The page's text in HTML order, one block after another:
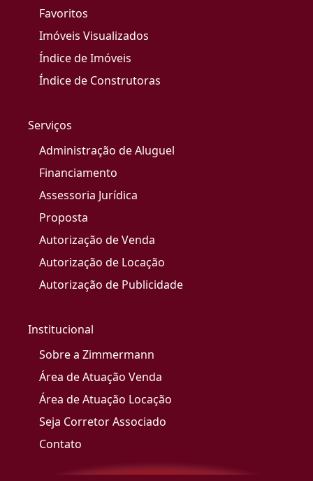
Favoritos
Imóveis Visualizados
Índice de Imóveis
Índice de Construtoras
Serviços
Administração de Aluguel
Financiamento
Assessoria Jurídica
Proposta
Autorização de Venda
Autorização de Locação
Autorização de Publicidade
Institucional
Sobre a Zimmermann
Área de Atuação Venda
Área de Atuação Locação
Seja Corretor Associado
Contato